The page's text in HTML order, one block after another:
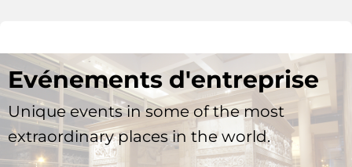
Evénements d'entreprise
Unique events in some of the most
extraordinary places in the world.